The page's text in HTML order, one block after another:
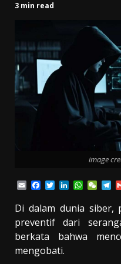
3 min read
image
EmailFacebook
TwitterLinkedIn
Di dalam dunia siber,
preventif dari
berkata bahwa
mengobati.